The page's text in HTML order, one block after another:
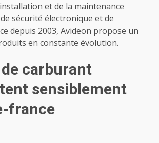
et de la maintenance
sécurité électronique et de
depuis 2003, Avideon propose un
en constante évolution.
carburant
sensiblement
france